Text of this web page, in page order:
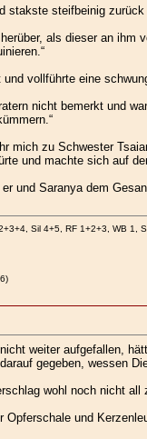
steifbeinig
als dieser an
vollführte eine
nicht bemerkt und
mich zu Schwester
und machte sich auf
und Saranya dem
Sil 4+5, RF 1+2+3, WB 1,
weiter aufgefallen,
gegeben, wessen
wohl noch nicht
und